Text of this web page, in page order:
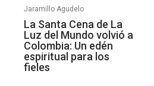
Jaramillo Agudelo
La Santa Cena de La
Luz del Mundo volvió a
Colombia: Un edén
espiritual para los
fieles